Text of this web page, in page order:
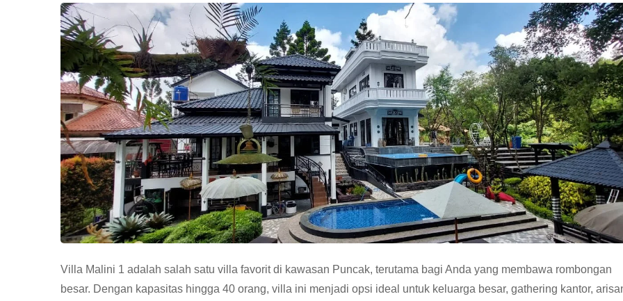
Villa Malini 1 adalah salah satu villa favorit di kawasan Puncak, terutama bagi Anda yang membawa rombongan
besar. Dengan kapasitas hingga 40 orang, villa ini menjadi opsi ideal untuk keluarga besar, gathering kantor,